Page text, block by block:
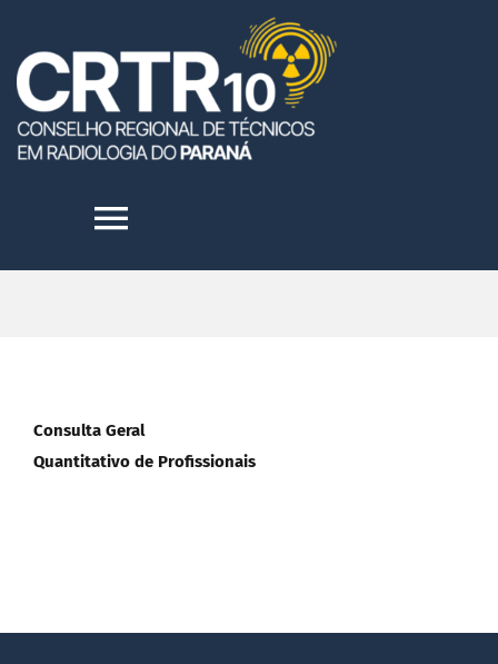
content
Toggle
TRANSPARÊNCIA
Consulta Geral
Quantitativo de Profissionais